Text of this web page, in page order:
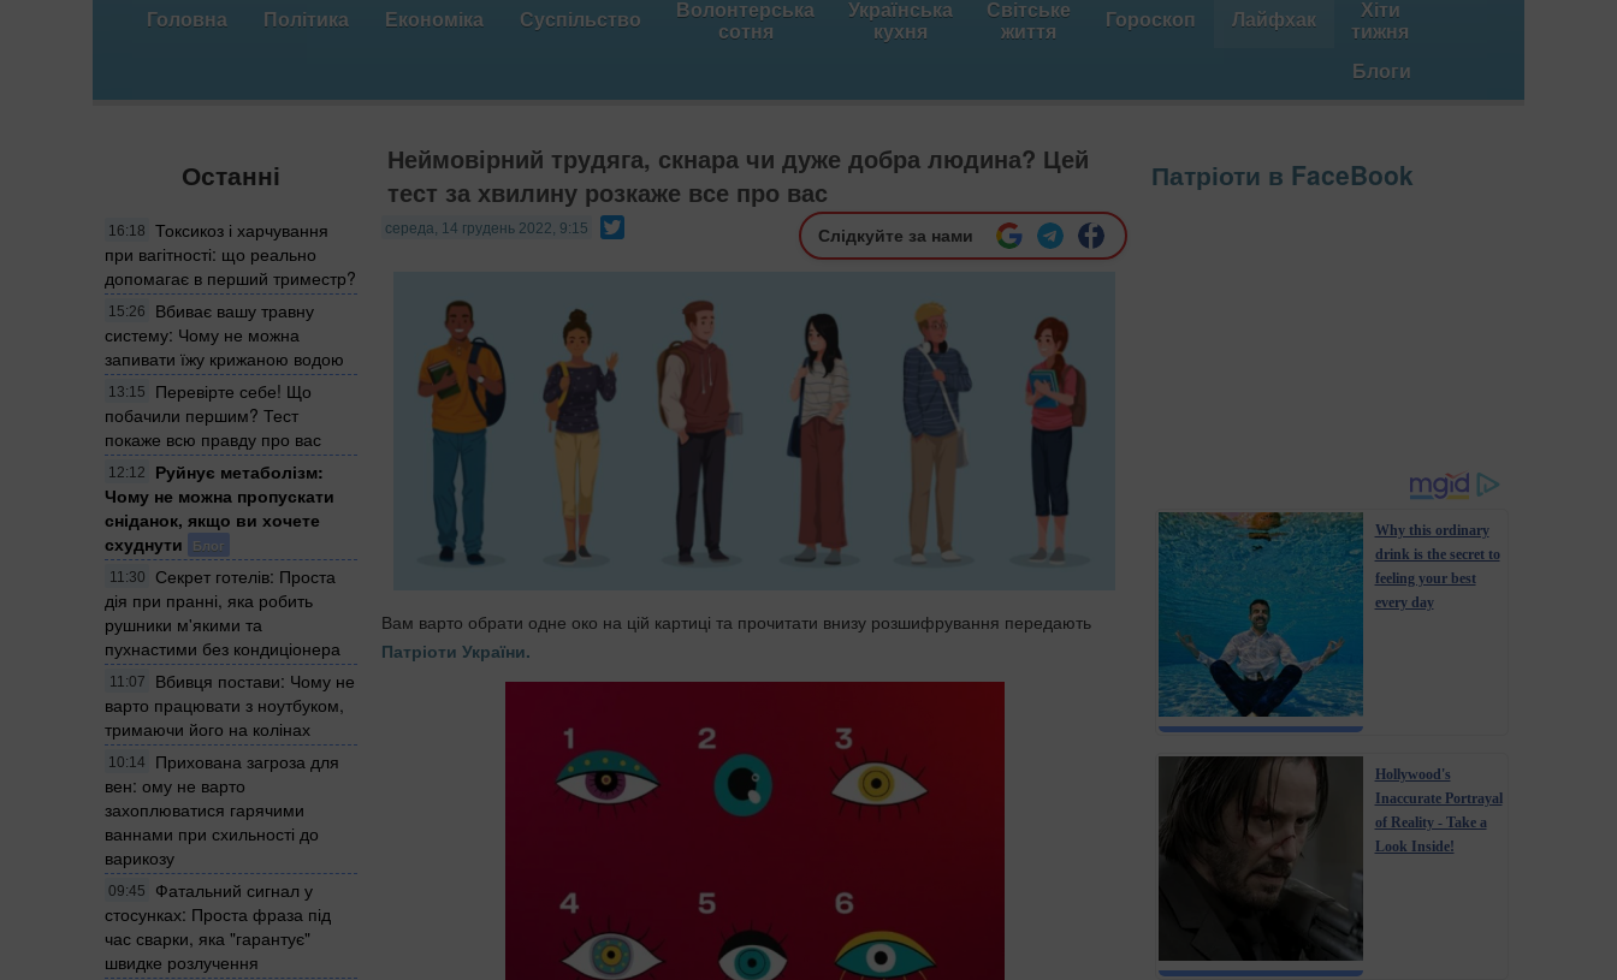
Головна Політика Економіка Суспільство Волонтерська
сотня
Українська
кухня
Світське
життя Гороскоп Лайфхак Хіти
тижня
Блоги
Останні
16:18
Токсикоз і харчування
при вагітності: що реально
допомагає в перший триместр?
15:26
Вбиває вашу травну
систему: Чому не можна
запивати їжу крижаною водою
13:15
Перевірте себе! Що
побачили першим? Тест
покаже всю правду про вас
12:12
Руйнує метаболізм:
Чому не можна пропускати
сніданок, якщо ви хочете
схуднути
Блог
11:30
Секрет готелів: Проста
дія при пранні, яка робить
рушники м'якими та
пухнастими без кондиціонера
11:07
Вбивця постави: Чому не
варто працювати з ноутбуком,
тримаючи його на колінах
10:14
Прихована загроза для
вен: ому не варто
захоплюватися гарячими
ваннами при схильності до
варикозу
09:45
Фатальний сигнал у
стосунках: Проста фраза під
час сварки, яка "гарантує"
швидке розлучення
Неймовірний трудяга, скнара чи дуже добра людина? Цей
тест за хвилину розкаже все про вас
середа, 14 грудень 2022, 9:15 Слідкуйте за нами
Вам варто обрати одне око на цій картиці та прочитати внизу розшифрування передають
Патріоти України.
Патріоти в FaceBook
Why this ordinary
drink is the secret to
feeling your best
every day
Hollywood's
Inaccurate Portrayal
of Reality - Take a
Look Inside!